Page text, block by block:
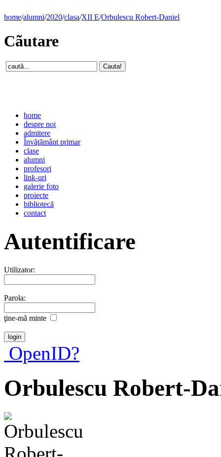
home/alumni/2020/clasa/XII E/Orbulescu Robert-Daniel
Cãutare
home
despre noi
admitere
Învăţământ primar
clase
alumni
profesori
link-uri
galerie foto
proiecte
bibliotecă
contact
Autentificare
Utilizator:
Parola:
ţine-mã minte
OpenID?
Orbulescu Robert-